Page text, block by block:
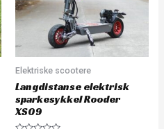
Elektriske scootere
Langdistanse elektrisk
sparkesykkel Rooder
XS09